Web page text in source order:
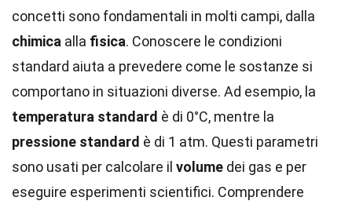
concetti sono fondamentali in molti campi, dalla
chimica alla fisica. Conoscere le condizioni
standard aiuta a prevedere come le sostanze si
comportano in situazioni diverse. Ad esempio, la
temperatura standard è di 0°C, mentre la
pressione standard è di 1 atm. Questi parametri
sono usati per calcolare il volume dei gas e per
eseguire esperimenti scientifici. Comprendere